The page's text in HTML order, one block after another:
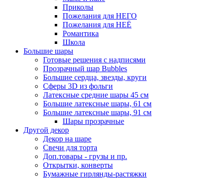
Приколы
Пожелания для НЕГО
Пожелания для НЕЁ
Романтика
Школа
Большие шары
Готовые решения с надписями
Прозрачный шар Bubbles
Большие сердца, звезды, круги
Сферы 3D из фольги
Латексные средние шары 45 см
Большие латексные шары, 61 см
Большие латексные шары, 91 см
Шары прозрачные
Другой декор
Декор на шаре
Свечи для торта
Доп.товары - грузы и пр.
Открытки, конверты
Бумажные гирлянды-растяжки